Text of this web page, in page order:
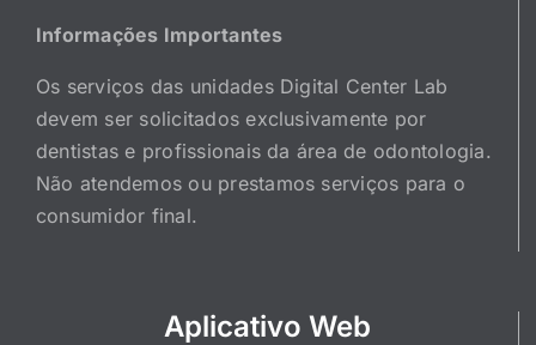
Informações Importantes
Os serviços das unidades Digital Center Lab
devem ser solicitados exclusivamente por
dentistas e profissionais da área de odontologia.
Não atendemos ou prestamos serviços para o
consumidor final.
Aplicativo Web